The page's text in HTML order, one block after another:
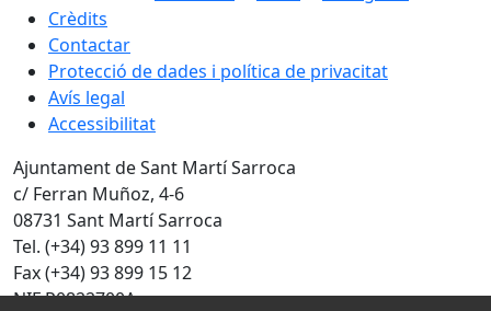
Crèdits
Contactar
Protecció de dades i política de privacitat
Avís legal
Accessibilitat
Ajuntament de Sant Martí Sarroca
c/ Ferran Muñoz, 4-6
08731 Sant Martí Sarroca
Tel. (+34) 93 899 11 11
Fax (+34) 93 899 15 12
NIF P0822700A